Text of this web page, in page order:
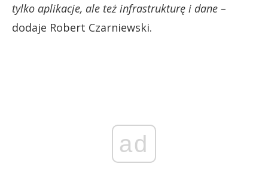
tylko aplikacje, ale też infrastrukturę i dane –
dodaje Robert Czarniewski.
ad